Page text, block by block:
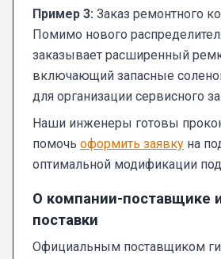
Пример 3: Заказ ремонтного
Помимо нового
заказывает расширенный
включающий запасные
для организации сервисного
Наши инженеры готовы
помочь оформить заявку на
оптимальной модификации
О компании-поставщике
поставки
Официальным поставщиком